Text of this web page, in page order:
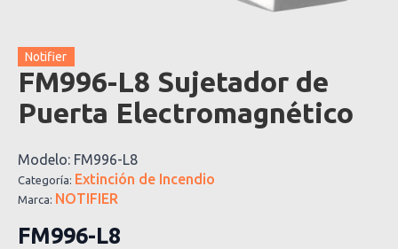
Notifier
FM996-L8 Sujetador de
Puerta Electromagnético
Modelo: FM996-L8
Categoría: Extinción de Incendio
Marca: NOTIFIER
FM996-L8